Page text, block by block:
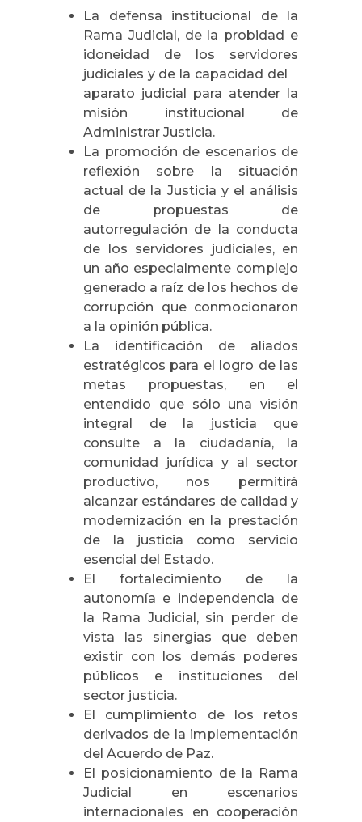
La defensa institucional de la
Rama Judicial, de la probidad e
idoneidad de los servidores
judiciales y de la capacidad del
aparato judicial para atender la
misión institucional de
Administrar Justicia.
La promoción de escenarios de
reflexión sobre la situación
actual de la Justicia y el análisis
de propuestas de
autorregulación de la conducta
de los servidores judiciales, en
un año especialmente complejo
generado a raíz de los hechos de
corrupción que conmocionaron
a la opinión pública.
La identificación de aliados
estratégicos para el logro de las
metas propuestas, en el
entendido que sólo una visión
integral de la justicia que
consulte a la ciudadanía, la
comunidad jurídica y al sector
productivo, nos permitirá
alcanzar estándares de calidad y
modernización en la prestación
de la justicia como servicio
esencial del Estado.
El fortalecimiento de la
autonomía e independencia de
la Rama Judicial, sin perder de
vista las sinergias que deben
existir con los demás poderes
públicos e instituciones del
sector justicia.
El cumplimiento de los retos
derivados de la implementación
del Acuerdo de Paz.
El posicionamiento de la Rama
Judicial en escenarios
internacionales en cooperación